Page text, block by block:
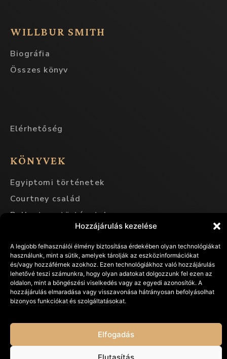
Hozzájárulás kezelése
A legjobb felhasználói élmény biztosítása érdekében olyan technológiákat
használunk, mint a sütik, amelyek tárolják az eszközinformációkat
és/vagy hozzáférnek azokhoz. Ezen technológiákhoz való hozzájárulás
lehetővé teszi számunkra, hogy olyan adatokat dolgozzunk fel ezen az
oldalon, mint a böngészési viselkedés vagy az egyedi azonosítók. A
hozzájárulás elmaradása vagy visszavonása hátrányosan befolyásolhat
bizonyos funkciókat és szolgáltatásokat.
Elfogadás
Elutasítás
WILLBUR SMITH
Biográfia
Összes könyv
Elérhetőség
KÖNYVEK
Egyiptomi történetek
Courtney család
Ballentyne történetek
Afrikai Courtney család
Egyéb történetek
© Delej Kft. 2026 Minden jog fenntartva!